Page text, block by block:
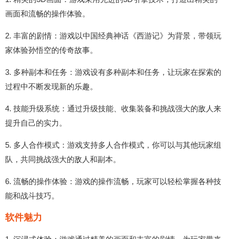
画面和流畅的操作体验。
2. 丰富的剧情：游戏以中国经典神话《西游记》为背景，带领玩
家体验孙悟空的传奇故事。
3. 多种副本和任务：游戏设有多种副本和任务，让玩家在探索的
过程中不断发现新的乐趣。
4. 技能升级系统：通过升级技能、收集装备和挑战强大的敌人来
提升自己的实力。
5. 多人合作模式：游戏支持多人合作模式，你可以与其他玩家组
队，共同挑战强大的敌人和副本。
6. 流畅的操作体验：游戏的操作流畅，玩家可以轻松掌握各种技
能和战斗技巧。
软件魅力